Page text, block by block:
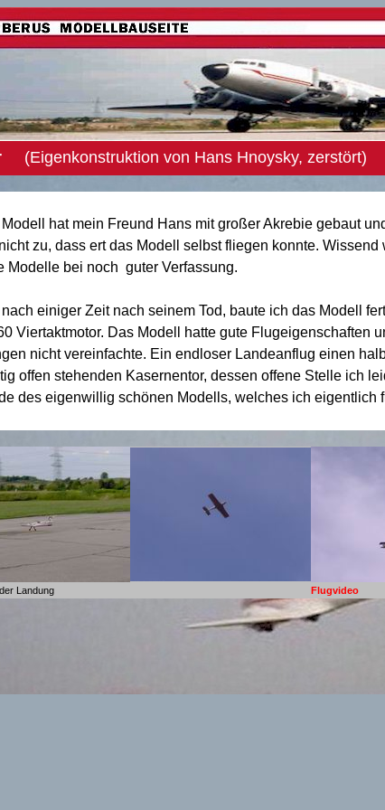
(Eigenkonstruktion von Hans Hnoysky, zerstört)
hat mein Freund Hans mit großer Akrebie gebaut
zu, dass ert das Modell selbst fliegen konnte.
Modelle bei noch guter Verfassung.
nach einiger Zeit nach seinem Tod, baute ich das Modell
Viertaktmotor. Das Modell hatte gute Flugeigenschaften
nicht vereinfachte. Ein endloser Landeanflug einen
offen stehenden Kasernentor, dessen offene Stelle ich
des eigenwillig schönen Modells, welches ich eigentlich
Landung Flugvideo